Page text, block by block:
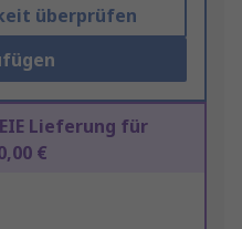
überprüfen
Lieferung für
€